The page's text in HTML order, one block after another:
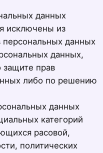
данных
исключены из
данных
данных,
защите прав
либо по решению
данных
категорий
расовой,
политических